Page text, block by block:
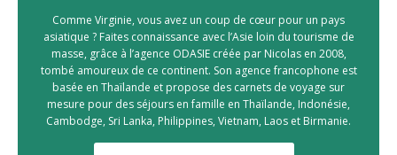
Comme Virginie, vous avez un coup de cœur pour un pays
asiatique ? Faites connaissance avec l’Asie loin du tourisme de
masse, grâce à l’agence ODASIE créée par Nicolas en 2008,
tombé amoureux de ce continent. Son agence francophone est
basée en Thaïlande et propose des carnets de voyage sur
mesure pour des séjours en famille en Thaïlande, Indonésie,
Cambodge, Sri Lanka, Philippines, Vietnam, Laos et Birmanie.